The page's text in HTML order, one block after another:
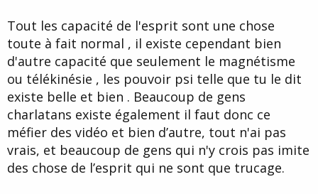
Tout les capacité de l'esprit sont une chose
toute à fait normal , il existe cependant bien
d'autre capacité que seulement le magnétisme
ou télékinésie , les pouvoir psi telle que tu le dit
existe belle et bien . Beaucoup de gens
charlatans existe également il faut donc ce
méfier des vidéo et bien d’autre, tout n'ai pas
vrais, et beaucoup de gens qui n'y crois pas imite
des chose de l’esprit qui ne sont que trucage.